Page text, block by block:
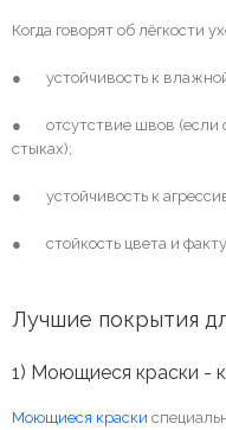
Когда говорят об лёгкости
● устойчивость к
● отсутствие швов (если
стыках);
● устойчивость к
● стойкость цвета и
Лучшие покрытия
1) Моющиеся краски -
Моющиеся краски